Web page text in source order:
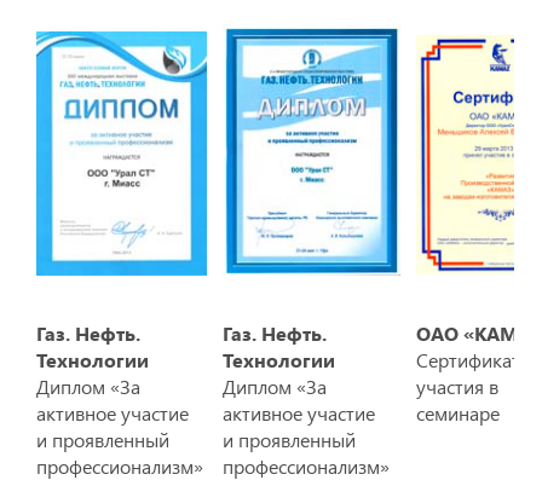
Газ. Нефть.
Технологии
Диплом «За
активное участие
и проявленный
профессионализм»
Газ. Нефть.
Технологии
Диплом «За
активное участие
и проявленный
профессионализм»
ОАО
Сертификат
участия в
семинаре